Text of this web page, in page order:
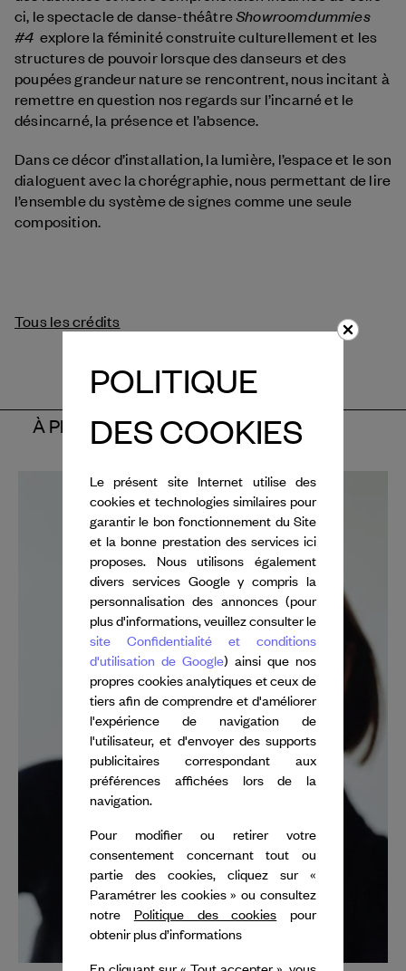
ci, le spectacle de danse-théâtreShowroomdummies
#4 explore la féminité construite culturellement et les
structures de pouvoir lorsque des danseurs et des
poupées grandeur nature se rencontrent, nous incitant à
remettre en question nos regards sur l’incarné et le
désincarné, la présence et l’absence.
Dans ce décor d’installation, la lumière, l’espace et le son
dialoguent avec la chorégraphie, nous permettant de lire
l’ensemble du système de signes comme une seule
composition.
Tous les crédits
À PROPOS DES ARTISTES
POLITIQUE
DES COOKIES
Le présent site Internet utilise des
cookies et technologies similaires pour
garantir le bon fonctionnement du Site
et la bonne prestation des services ici
proposes. Nous utilisons également
divers services Google y compris la
personnalisation des annonces (pour
plus d'informations, veuillez consulter le
site Confidentialité et conditions
d'utilisation de Google) ainsi que nos
propres cookies analytiques et ceux de
tiers afin de comprendre et d'améliorer
l'expérience de navigation de
l'utilisateur, et d'envoyer des supports
publicitaires correspondant aux
préférences affichées lors de la
navigation.
Pour modifier ou retirer votre
consentement concernant tout ou
partie des cookies, cliquez sur «
Paramétrer les cookies » ou consultez
notre Politique des cookies pour
obtenir plus d’informations